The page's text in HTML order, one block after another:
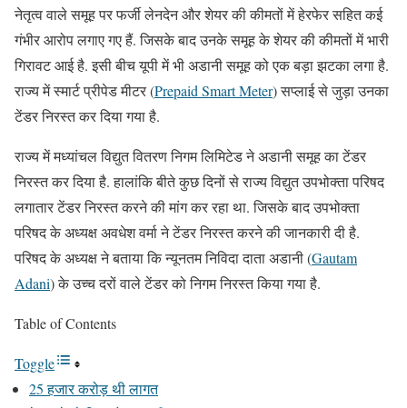
नेतृत्व वाले समूह पर फर्जी लेनदेन और शेयर की कीमतों में हेरफेर सहित कई
गंभीर आरोप लगाए गए हैं. जिसके बाद उनके समूह के शेयर की कीमतों में भारी
गिरावट आई है. इसी बीच यूपी में भी अडानी समूह को एक बड़ा झटका लगा है.
राज्य में स्मार्ट प्रीपेड मीटर (Prepaid Smart Meter) सप्लाई से जुड़ा उनका
टेंडर निरस्त कर दिया गया है.
राज्य में मध्यांचल विद्युत वितरण निगम लिमिटेड ने अडानी समूह का टेंडर
निरस्त कर दिया है. हालांकि बीते कुछ दिनों से राज्य विद्युत उपभोक्ता परिषद
लगातार टेंडर निरस्त करने की मांग कर रहा था. जिसके बाद उपभोक्ता
परिषद के अध्यक्ष अवधेश वर्मा ने टेंडर निरस्त करने की जानकारी दी है.
परिषद के अध्यक्ष ने बताया कि न्यूनतम निविदा दाता अडानी (Gautam
Adani) के उच्च दरों वाले टेंडर को निगम निरस्त किया गया है.
Table of Contents
Toggle
25 हजार करोड़ थी लागत